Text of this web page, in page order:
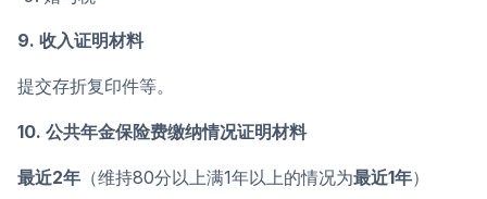
9. 收入证明材料
提交存折复印件等。
10. 公共年金保险费缴纳情况证明材料
最近2年 （维持80分以上满1年以上的情况为最近1年）